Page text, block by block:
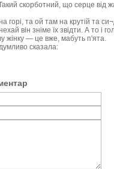
скорботний, що серце
горі, та ой там на крутій та
він зніме їх звідти. А то і
жінку — це вже, мабуть п'ята.
сказала: